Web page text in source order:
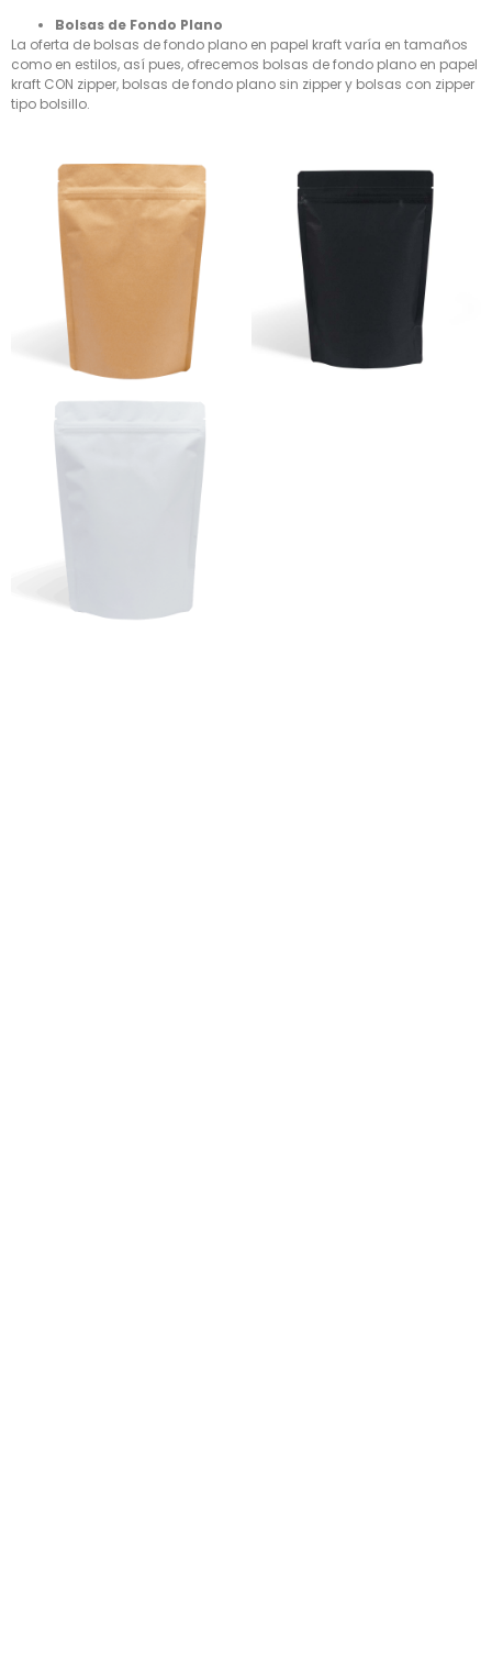
Bolsas de Fondo Plano
La oferta de bolsas de fondo plano en papel kraft varía en tamaños
como en estilos, así pues, ofrecemos bolsas de fondo plano en papel
kraft CON zipper, bolsas de fondo plano sin zipper y bolsas con zipper
tipo bolsillo.